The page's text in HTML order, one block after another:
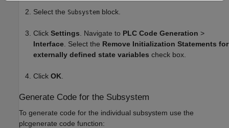
Select the Subsystem block.
Click Settings . Navigate to PLC Code Generation >
Interface . Select the Remove Initialization Statements for
externally defined state variables check box.
Click OK
Generate Code for the Subsystem
To generate code for the individual subsystem use the
plcgenerate code function: